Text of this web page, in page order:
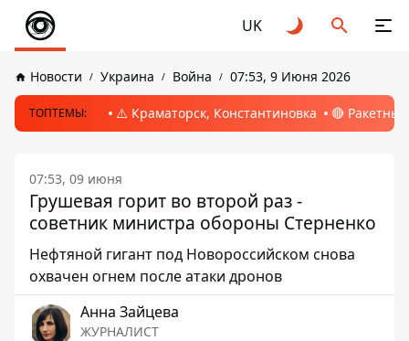
UK
Новости Украина Война 07:53, 9 Июня 2026
ТОПТЕМЫ: ⚠️ Краматорск, Константиновка 🔴
07:53, 09 июня
Грушевая горит во второй раз -
советник министра обороны Стерненко
Нефтяной гигант под Новороссийском снова
охвачен огнем после атаки дронов
Анна Зайцева
ЖУРНАЛИСТ